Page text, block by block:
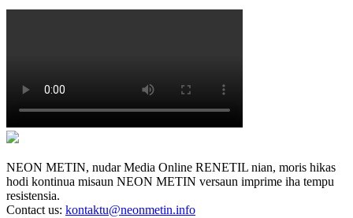
NEON METIN, nudar Media Online RENETIL nian, moris hikas
hodi kontinua misaun NEON METIN versaun imprime iha tempu
resistensia.
Contact us: kontaktu@neonmetin.info